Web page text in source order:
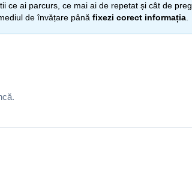
ce ai parcurs, ce mai ai de repetat și cât de
de învățare până fixezi corect informația